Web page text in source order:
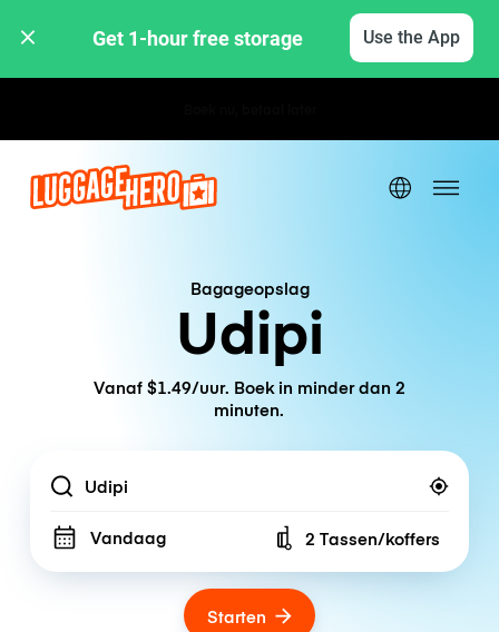
Get 1-hour free storage Use the App
Bagageopslag
Udipi
Vanaf $1.49/uur. Boek in minder dan 2
minuten.
Location
Vandaag Number of bags
2 Tassen/koffers
Starten